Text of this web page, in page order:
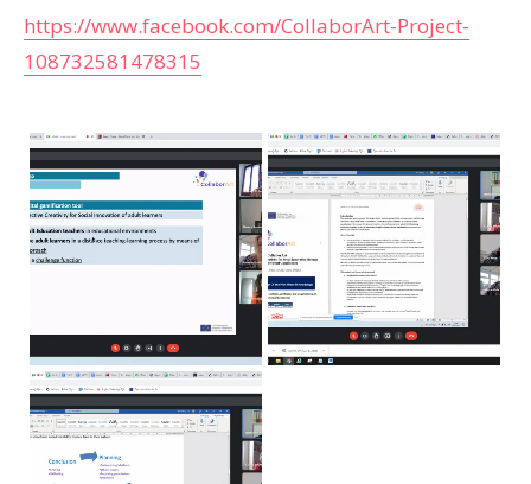
https://www.facebook.com/CollaborArt-Project-
108732581478315